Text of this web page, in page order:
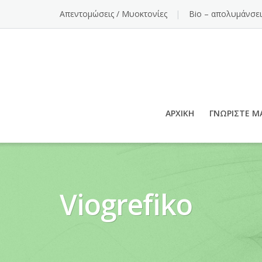
Απεντομώσεις / Μυοκτονίες Bio –
ΑΡΧΙΚΉ ΓΝΩΡΊΣΤΕ
Viogrefiko